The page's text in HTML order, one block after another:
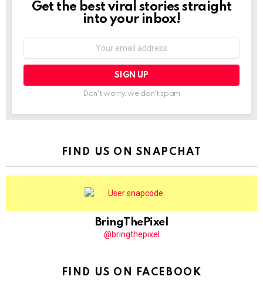
NEWSLETTER
Get the best viral stories straight
into your inbox!
Don't worry, we don't spam
FIND US ON SNAPCHAT
BringThePixel
@bringthepixel
FIND US ON FACEBOOK